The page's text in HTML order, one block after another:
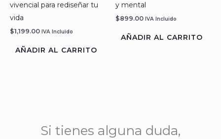
vivencial para rediseñar tu
vida
$1,199.00 IVA Incluido
AÑADIR AL CARRITO
y mental
$899.00 IVA Incluido
AÑADIR AL CARRITO
Si tienes alguna duda,